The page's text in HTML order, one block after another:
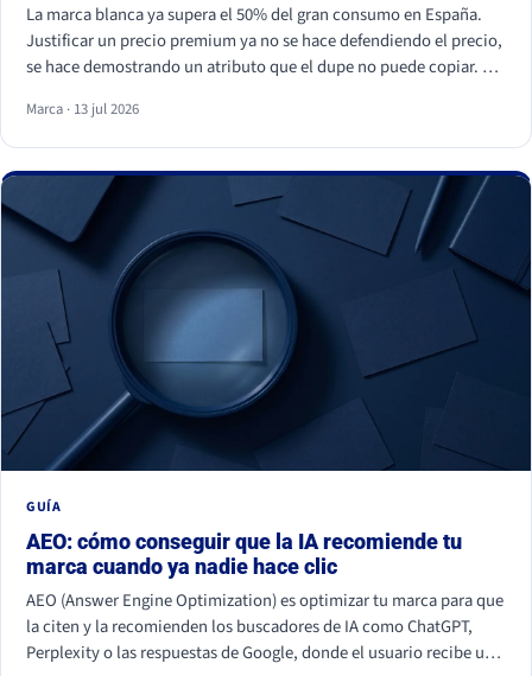
La marca blanca ya supera el 50% del gran consumo en España.
Justificar un precio premium ya no se hace defendiendo el precio,
se hace demostrando un atributo que el dupe no puede copiar. Si
siempre va a ganar.
Marca · 13 jul 2026
GUÍA
AEO: cómo conseguir que la IA recomiende tu
marca cuando ya nadie hace clic
AEO (Answer Engine Optimization) es optimizar tu marca para que
la citen y la recomienden los buscadores de IA como ChatGPT,
Perplexity o las respuestas de Google, donde el usuario recibe una